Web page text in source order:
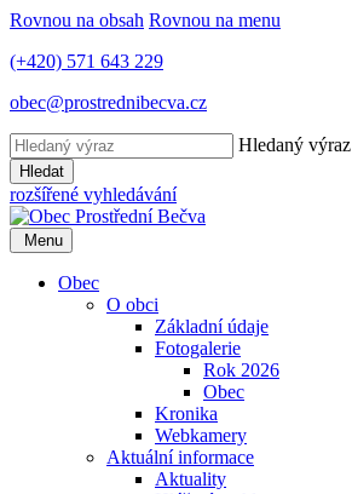
Rovnou na obsah Rovnou na menu
(+420) 571 643 229
obec@prostrednibecva.cz
Hledaný výraz
Hledat
rozšířené vyhledávání
Menu
Obec
O obci
Základní údaje
Fotogalerie
Rok 2026
Obec
Kronika
Webkamery
Aktuální informace
Aktuality